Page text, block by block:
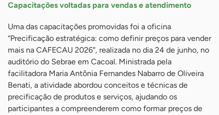
Capacitações voltadas para vendas e atendimento
Uma das capacitações promovidas foi a oficina
“Precificação estratégica: como definir preços para vender
mais na CAFECAU 2026”, realizada no dia 24 de junho, no
auditório do Sebrae em Cacoal. Ministrada pela
facilitadora Maria Antônia Fernandes Nabarro de Oliveira
Benati, a atividade abordou conceitos e técnicas de
precificação de produtos e serviços, ajudando os
participantes a compreenderem como formar preços de